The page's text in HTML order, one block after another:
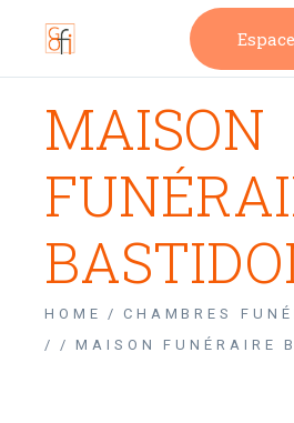
MAISON
HOME
CHAMBRES
/
MAISON FUNÉRAIRE